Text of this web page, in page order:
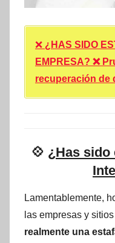
❌ ¿HAS SIDO
EMPRESA? ❌
recuperación de
💠 ¿Has sido
Lamentablemente,
las empresas y
realmente una